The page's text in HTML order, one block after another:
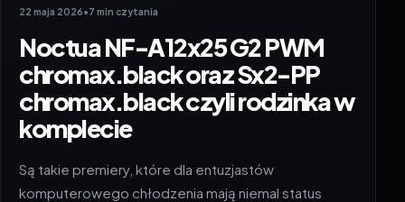
22 maja 2026•7 min czytania
Noctua NF-A12x25 G2 PWM
chromax.black oraz Sx2-PP
chromax.black czyli rodzinka w
komplecie
Są takie premiery, które dla entuzjastów
komputerowego chłodzenia mają niemal status